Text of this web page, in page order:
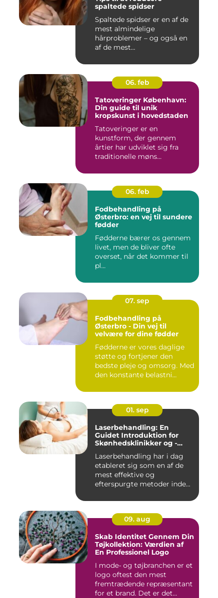
spaltede spidser
Spaltede spidser er en af de
mest almindelige
hårproblemer – og også en
af de mest...
06. feb
Tatoveringer København:
Din guide til unik
kropskunst i hovedstaden
Tatoveringer er en
kunstform, der gennem
årtier har udviklet sig fra
traditionelle møns...
06. feb
Fodbehandling på
Østerbro: en vej til sundere
fødder
Fødderne bærer os gennem
livet, men de bliver ofte
overset, når det kommer til
pl...
07. sep
Fodbehandling på
Østerbro - Din vej til
velvære for dine fødder
Fødderne er vores daglige
støtte og fortjener den
bedste pleje og omsorg. Med
den konstante belastni...
01. sep
Laserbehandling: En
Guidet Introduktion for
Skønhedsklinikker og -
Laserbehandling har i dag
etableret sig som en af de
mest effektive og
efterspurgte metoder inden
09. aug
Skab Identitet Gennem Din
Tøjkollektion: Værdien af
En Professionel Logo
I mode- og tøjbranchen er et
logo oftest den mest
fremtrædende repræsentant
for et brand. Det er det...